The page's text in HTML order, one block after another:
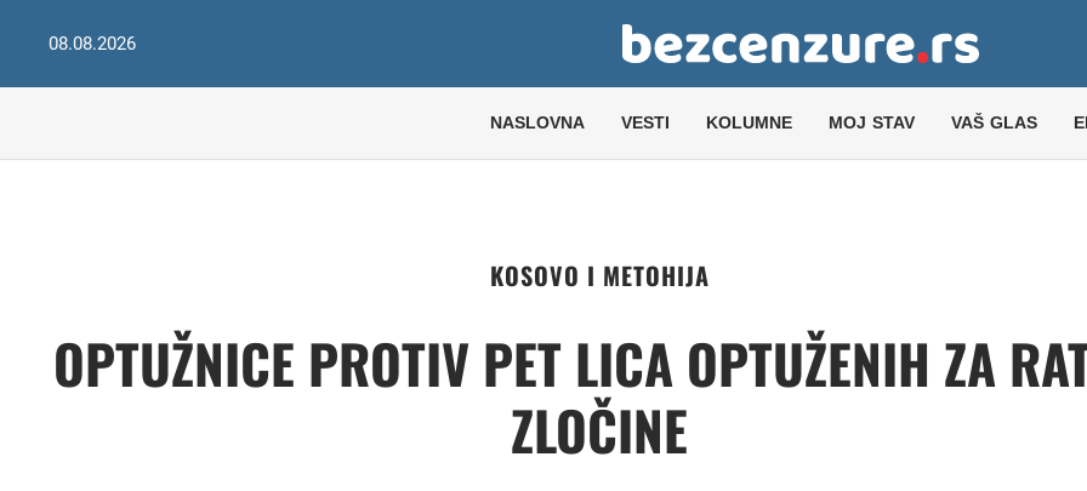
08.08.2026
NASLOVNA VESTI KOLUMNE MOJ STAV VAŠ GLAS
KOSOVO I METOHIJA
OPTUŽNICE PROTIV PET LICA OPTUŽENIH ZA
ZLOČINE